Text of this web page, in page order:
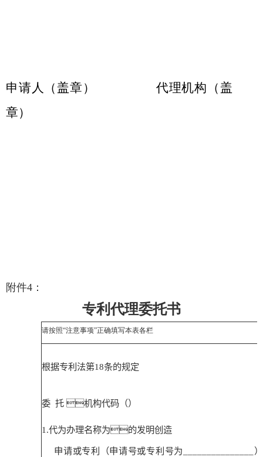
申请人（盖章） 代理机构（盖
章）
附件4 ：
专利代理委托书
请按照“注意事项”正确填写本表各栏
根据专利法第18条的规定
委 托 机构代码（）
1.代为办理名称为的发明创造
申请或专利（申请号或专利号为